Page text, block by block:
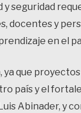
seguridad
docentes y
en el
que
país y el
Abinader, y